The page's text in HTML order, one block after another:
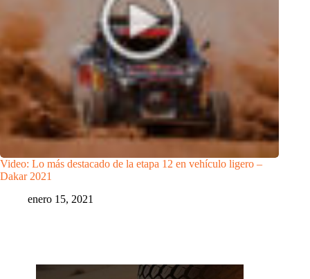
Video: Lo más destacado de la etapa 12 en vehículo ligero –
Dakar 2021
enero 15, 2021